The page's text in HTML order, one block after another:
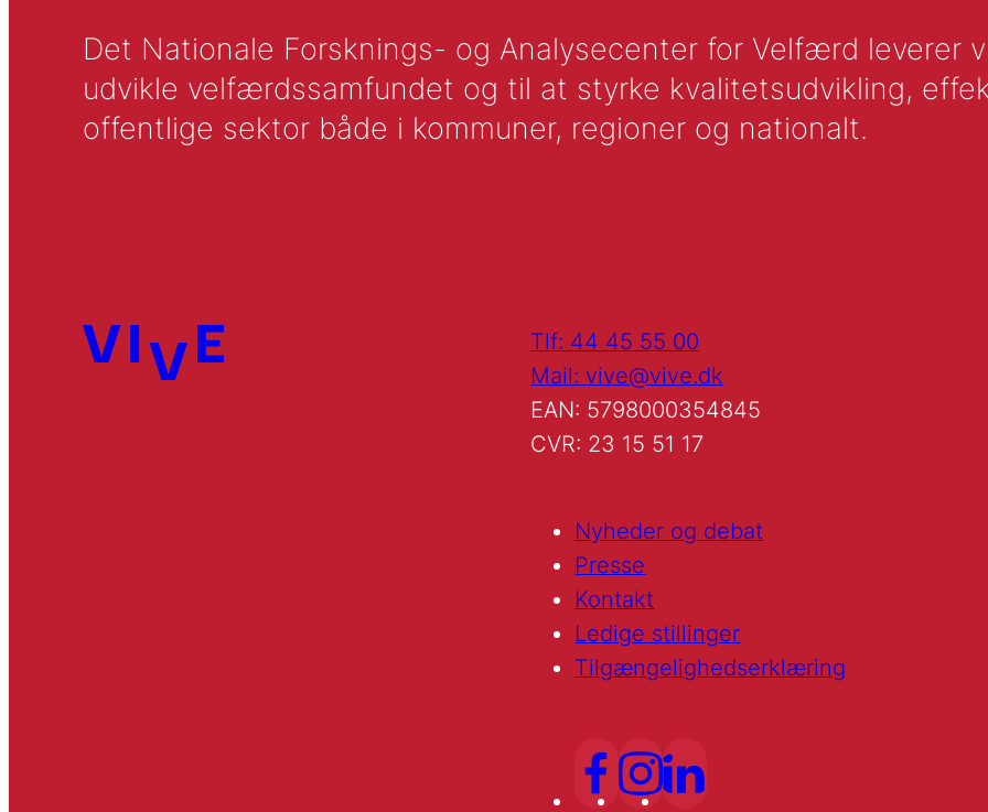
Det Nationale Forsknings- og Analysecenter for Velfærd leverer
udvikle velfærdssamfundet og til at styrke kvalitetsudvikling,
offentlige sektor både i kommuner, regioner og nationalt.
Tlf: 44 45 55 00
Mail: vive@vive.dk
EAN: 5798000354845
CVR: 23 15 51 17
Nyheder og debat
Presse
Kontakt
Ledige stillinger
Tilgængelighedserklæring